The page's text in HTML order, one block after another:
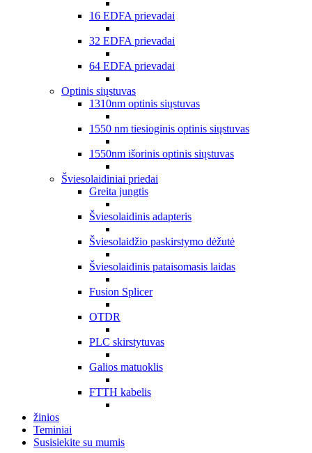
16 EDFA prievadai
32 EDFA prievadai
64 EDFA prievadai
Optinis siųstuvas
1310nm optinis siųstuvas
1550 nm tiesioginis optinis siųstuvas
1550nm išorinis optinis siųstuvas
Šviesolaidiniai priedai
Greita jungtis
Šviesolaidinis adapteris
Šviesolaidžio paskirstymo dėžutė
Šviesolaidinis pataisomasis laidas
Fusion Splicer
OTDR
PLC skirstytuvas
Galios matuoklis
FTTH kabelis
žinios
Teminiai
Susisiekite su mumis